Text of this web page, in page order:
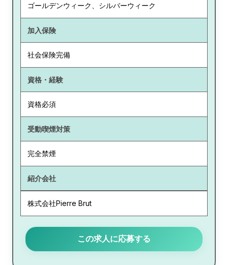
ゴールデンウィーク、シルバーウィーク
加入保険
社会保険完備
資格・経験
資格必須
受動喫煙対策
完全禁煙
紹介会社
株式会社Pierre Brut
この求人に応募する